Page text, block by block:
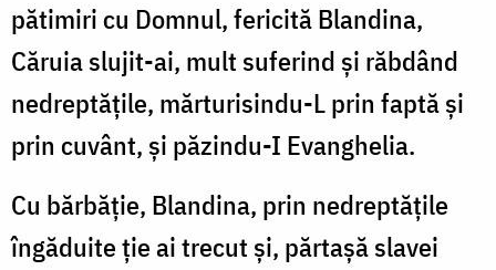
pătimiri cu Domnul, fericită Blandina,
Căruia slujit-ai, mult suferind și răbdând
nedreptățile, mărturisindu-L prin faptă și
prin cuvânt, și păzindu-I Evanghelia.
Cu bărbăție, Blandina, prin nedreptățile
îngăduite ție ai trecut și, părtașă slavei